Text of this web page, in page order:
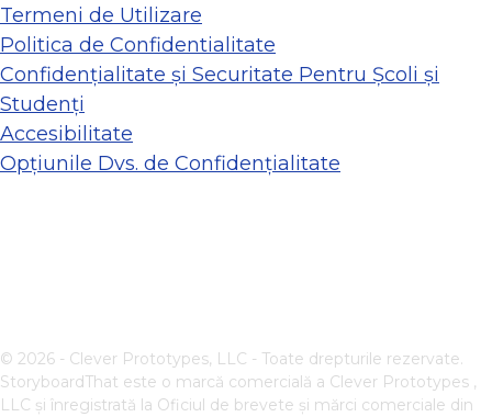
Termeni de Utilizare
Politica de Confidentialitate
Confidențialitate și Securitate Pentru Școli și
Studenți
Accesibilitate
Opțiunile Dvs. de Confidențialitate
© 2026 - Clever Prototypes, LLC - Toate drepturile rezervate.
StoryboardThat este o marcă comercială a Clever Prototypes ,
LLC și înregistrată la Oficiul de brevete și mărci comerciale din